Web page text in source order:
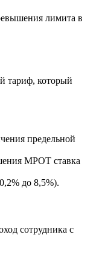
лимита в
тариф, который
предельной
МРОТ ставка
до 8,5%).
сотрудника с